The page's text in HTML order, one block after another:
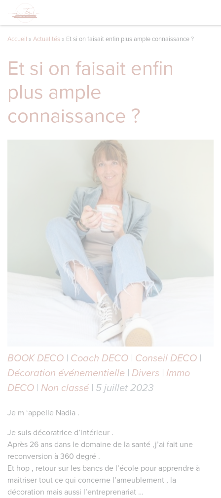
Accueil » Actualités » Et si on faisait enfin plus ample connaissance ?
Et si on faisait enfin
plus ample
connaissance ?
BOOK DECO | Coach DECO | Conseil DECO |
Décoration événementielle | Divers | Immo
DECO | Non classé | 5 juillet 2023
Je m ‘appelle Nadia .
Je suis décoratrice d’intérieur .
Après 26 ans dans le domaine de la santé ,j’ai fait une
reconversion à 360 degré .
Et hop , retour sur les bancs de l’école pour apprendre à
maitriser tout ce qui concerne l’ameublement , la
décoration mais aussi l’entreprenariat …